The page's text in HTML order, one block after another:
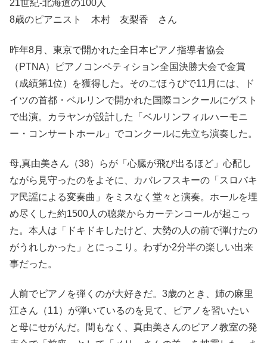
21世紀-北海道の100人
8歳のピアニスト 木村 友梨香 さん
昨年8月、東京で開かれた全日本ピアノ指導者協会
（PTNA）ピアノコンペティション全国決勝大会で金賞
（成績第1位）を獲得した。そのごほうびで11月には、ド
イツの首都・ベルリンで開かれた国際コンクールにゲスト
で出演。カラヤンが設計した「ベルリンフィルハーモニ
ー・コンサートホール」でコンクールに先立ち演奏した。
母,真由美さん（38）らが「心臓が飛び出るほど」心配し
ながら見守ったのをよそに、カバレフスキーの「スロバキ
ア民謡による変奏曲」をミスなく堂々と演奏。ホールを埋
め尽くした約1500人の聴衆からカーテンコールが起こっ
た。本人は「ドキドキしたけど、大勢の人の前で弾けたの
がうれしかった」とにっこり。わずか2分半の楽しい出来
事だった。
人前でピアノを弾くのが大好きだ。3歳のとき、姉の麻里
江さん（11）が弾いているのを見て、ピアノを習いたい
と母にせがんだ。間もなく、真由美さんのピアノ教室の発